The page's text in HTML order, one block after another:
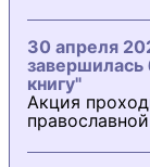
30 апреля
завершилась
книгу"
Акция